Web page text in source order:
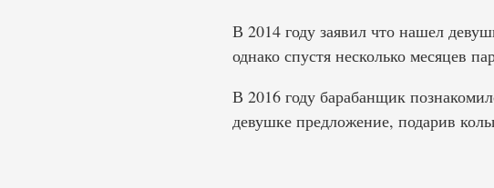
В 2014 году заявил что нашел
однако спустя несколько месяцев
В 2016 году барабанщик
девушке предложение, подарив